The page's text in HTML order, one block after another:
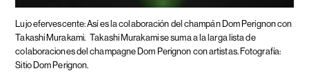
Lujo efervescente: Así es la colaboración del champán Dom Perignon con
Takashi Murakami. Takashi Murakami se suma a la larga lista de
colaboraciones del champagne Dom Perignon con artistas. Fotografía:
Sitio Dom Perignon.